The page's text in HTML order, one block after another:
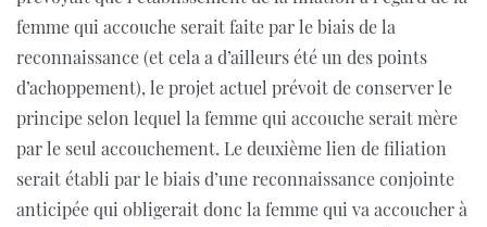
femme qui accouche serait faite par le biais de la
reconnaissance (et cela a d’ailleurs été un des points
d’achoppement), le projet actuel prévoit de conserver le
principe selon lequel la femme qui accouche serait mère
par le seul accouchement. Le deuxième lien de filiation
serait établi par le biais d’une reconnaissance conjointe
anticipée qui obligerait donc la femme qui va accoucher à